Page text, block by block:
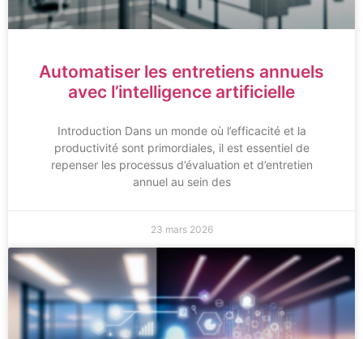
Automatiser les entretiens annuels
avec l’intelligence artificielle
Introduction Dans un monde où l’efficacité et la
productivité sont primordiales, il est essentiel de
repenser les processus d’évaluation et d’entretien
annuel au sein des
23 mars 2026